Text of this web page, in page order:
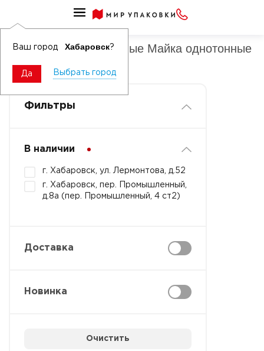
Ваш город Хабаровск?
Да Выбрать город
Пакеты полиэтиленовые Майка однотонные белые, черные,
Пакеты полиэтиленовые Майка однотонные
Фильтры
В наличии
г. Хабаровск, ул. Лермонтова, д.52
г. Хабаровск, пер. Промышленный,
д.8а (пер. Промышленный, 4 ст2)
Доставка
Новинка
Очистить